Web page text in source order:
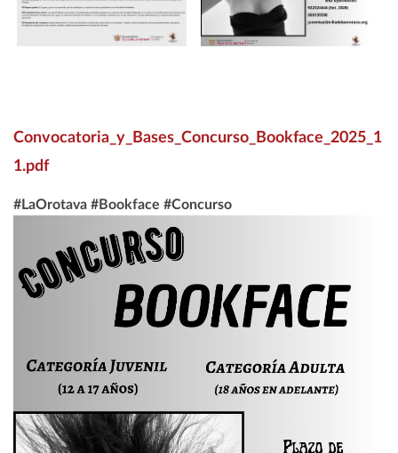
Convocatoria_y_Bases_Concurso_Bookface_2025_1
1.pdf
#LaOrotava #Bookface #Concurso